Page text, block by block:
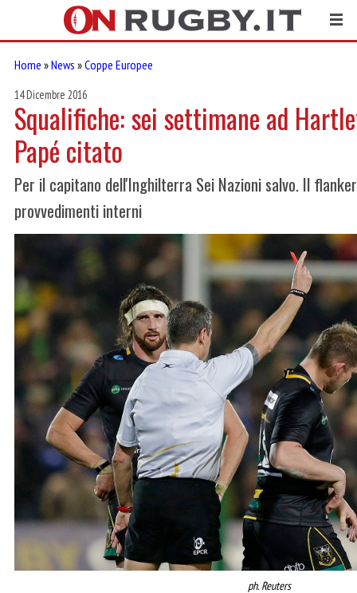
Home »News »Coppe Europee
14 Dicembre 2016
Squalifiche: sei settimane ad
Papé citato
Per il capitano dell'Inghilterra Sei Nazioni salvo. Il
provvedimenti interni
ph. Reuters